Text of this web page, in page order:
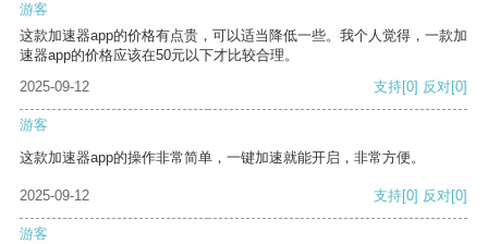
游客
这款加速器app的价格有点贵，可以适当降低一些。我个人觉得，一款加
速器app的价格应该在50元以下才比较合理。
2025-09-12
支持[0] 反对[0]
游客
这款加速器app的操作非常简单，一键加速就能开启，非常方便。
2025-09-12 支持[0] 反对[0]
游客